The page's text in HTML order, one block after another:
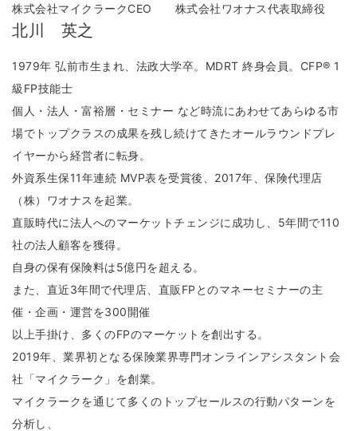
株式会社マイクラークCEO 株式会社ワオナス代表取締役
北川 英之
1979年 弘前市生まれ、法政大学卒。MDRT 終身会員。CFP® 1
級FP技能士
個人・法人・富裕層・セミナー など時流にあわせてあらゆる市
場でトップクラスの成果を残し続けてきたオールラウンドプレ
イヤーから経営者に転身。
外資系生保11年連続 MVP表を受賞後、2017年、保険代理店
（株）ワオナスを起業。
直販時代に法人へのマーケットチェンジに成功し、5年間で110
社の法人顧客を獲得。
自身の保有保険料は5億円を超える。
また、直近3年間で代理店、直販FPとのマネーセミナーの主
催・企画・運営を300開催
以上手掛け、多くのFPのマーケットを創出する。
2019年、業界初となる保険業界専門オンラインアシスタント会
社「マイクラーク」を創業。
マイクラークを通じて多くのトップセールスの行動パターンを
分析し、